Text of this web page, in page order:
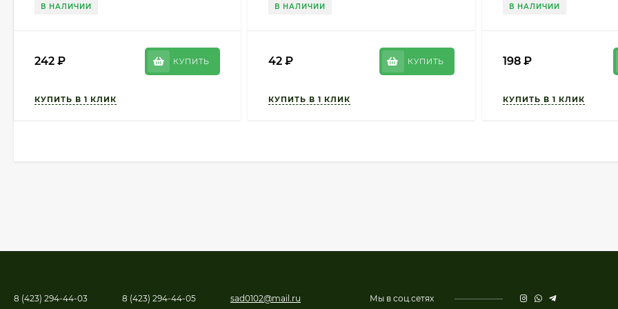
В НАЛИЧИИ
242 ₽ КУПИТЬ
В НАЛИЧИИ
42₽ КУПИТЬ
В НАЛИЧИИ
198 ₽
8 (423) 294-44-03 8 (423) 294-44-05 sad0102@mail.ru Мы в соц.сетях